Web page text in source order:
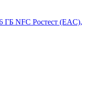
ГБ NFC Ростест (EAC),